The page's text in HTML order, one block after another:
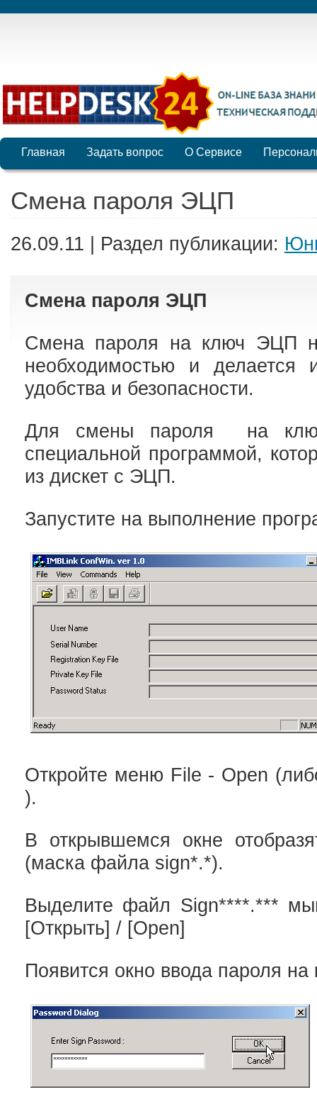
Главная Задать вопрос О Сервисе
Смена пароля ЭЦП
26.09.11 | Раздел публикации:
Смена пароля ЭЦП
Cмена пароля на ключ ЭЦП
необходимостью и делается
удобства и безопасности.
Для смены пароля на
специальной программой,
из дискет с ЭЦП.
Запустите на выполнение
Откройте меню File - Open
).
В открывшемся окне
(маска файла sign*.*).
Выделите файл Sign****.***
[Открыть] / [Open]
Появится окно ввода пароля